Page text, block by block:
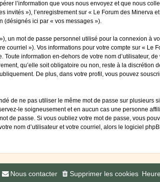
l’information que vous nous envoyez et que nous
invités »), l’enregistrement sur « Le Forum des Minerva
(désignés ici par « vos messages »).
un mot de passe personnel utilisé pour la connexion à
»). Vos informations pour votre compte sur « Le
information en-dehors de votre nom d’utilisateur, de
qu’elle soit obligatoire ou non, reste à la discrétion
De plus, dans votre profil, vous pouvez
de ne pas utiliser le même mot de passe sur plusieurs
le soigneusement et en aucun cas une personne
de passe. Si vous oubliez votre mot de passe, vous
nom d’utilisateur et votre courriel, alors le logiciel
Supprimer les cookies
Nous contacter